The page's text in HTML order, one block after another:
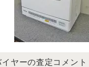
ヤーの査定コメント